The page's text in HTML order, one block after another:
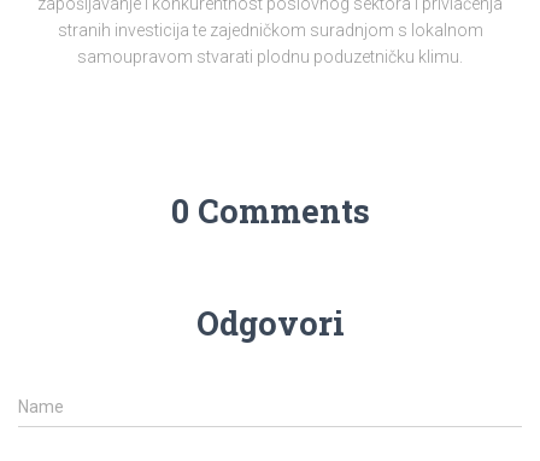
zapošljavanje i konkurentnost poslovnog sektora i privlačenja
stranih investicija te zajedničkom suradnjom s lokalnom
samoupravom stvarati plodnu poduzetničku klimu.
0 Comments
Odgovori
Name